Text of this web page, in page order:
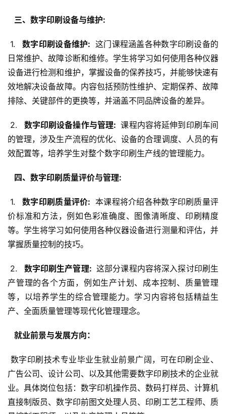
  三、数字印刷设备与维护:
1.
  数字印刷设备维护:
这门课程涵盖各种数字印刷设备的
日常维护、故障诊断和维修。学生将学习如何使用各种仪器
设备进行检测和维护，掌握设备的保养技巧，并能够快速有
效地解决设备故障。内容包括预防性维护、定期保养、故障
排除、关键部件的更换等，并涵盖不同品牌设备的差异。
2.
  数字印刷设备操作与管理:
课程内容将延伸到印刷车间
的管理，涉及生产流程的优化、设备的合理调度、人员的有
效配置等，培养学生对整个数字印刷生产线的管理能力。
  四、数字印刷质量评价与管理:
1.
  数字印刷质量评价:
本课程将介绍各种数字印刷质量评
价标准和方法，例如色彩准确度、图像清晰度、印刷精度
等。学生将学习如何使用各种仪器设备进行测量和评估，并
掌握质量控制的技巧。
2.
  数字印刷生产管理:
这部分课程内容将深入探讨印刷生
产管理的各个方面，例如生产计划、成本控制、质量管理
等，以培养学生的综合管理能力。学习内容将包括精益生
产、全面质量管理等现代化管理理念。
  就业前景与发展方向：
广告公司、设计公司、以及其他需要数字印刷技术的企业就
业。具体岗位包括：数字印机操作员、数码打样员、计算机
直接制版员、数字印前图文处理人员、印刷工艺工程师、质